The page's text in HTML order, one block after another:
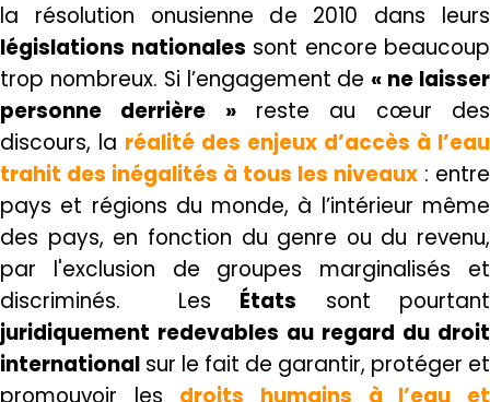
la résolution onusienne de 2010 dans leurs
législations nationales sont encore beaucoup
trop nombreux. Si l’engagement de « ne laisser
personne derrière »reste au cœur des
discours, la réalité des enjeux d’accès à l’eau
trahit des inégalités à tous les niveaux : entre
pays et régions du monde, à l’intérieur même
des pays, en fonction du genre ou du revenu,
par l'exclusion de groupes marginalisés et
discriminés. Les États sont pourtant
juridiquement redevables au regard du droit
international sur le fait de garantir, protéger et
promouvoir les droits humains à l’eau et